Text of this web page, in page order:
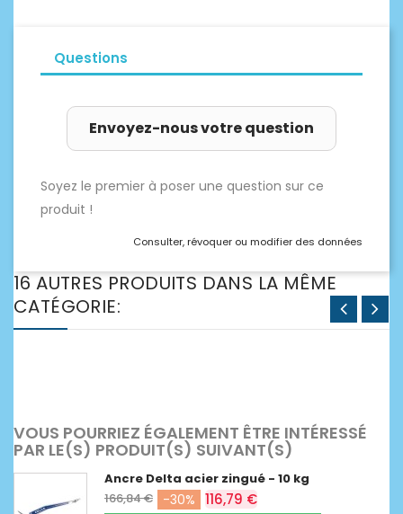
Questions
Envoyez-nous votre question
Soyez le premier à poser une question sur ce
produit !
Consulter, révoquer ou modifier des données
16 AUTRES PRODUITS DANS LA MÊME
CATÉGORIE:
VOUS POURRIEZ ÉGALEMENT ÊTRE INTÉRESSÉ
PAR LE(S) PRODUIT(S) SUIVANT(S)
Ancre Delta acier zingué - 10 kg
166,84 €
-30% 116,79 €